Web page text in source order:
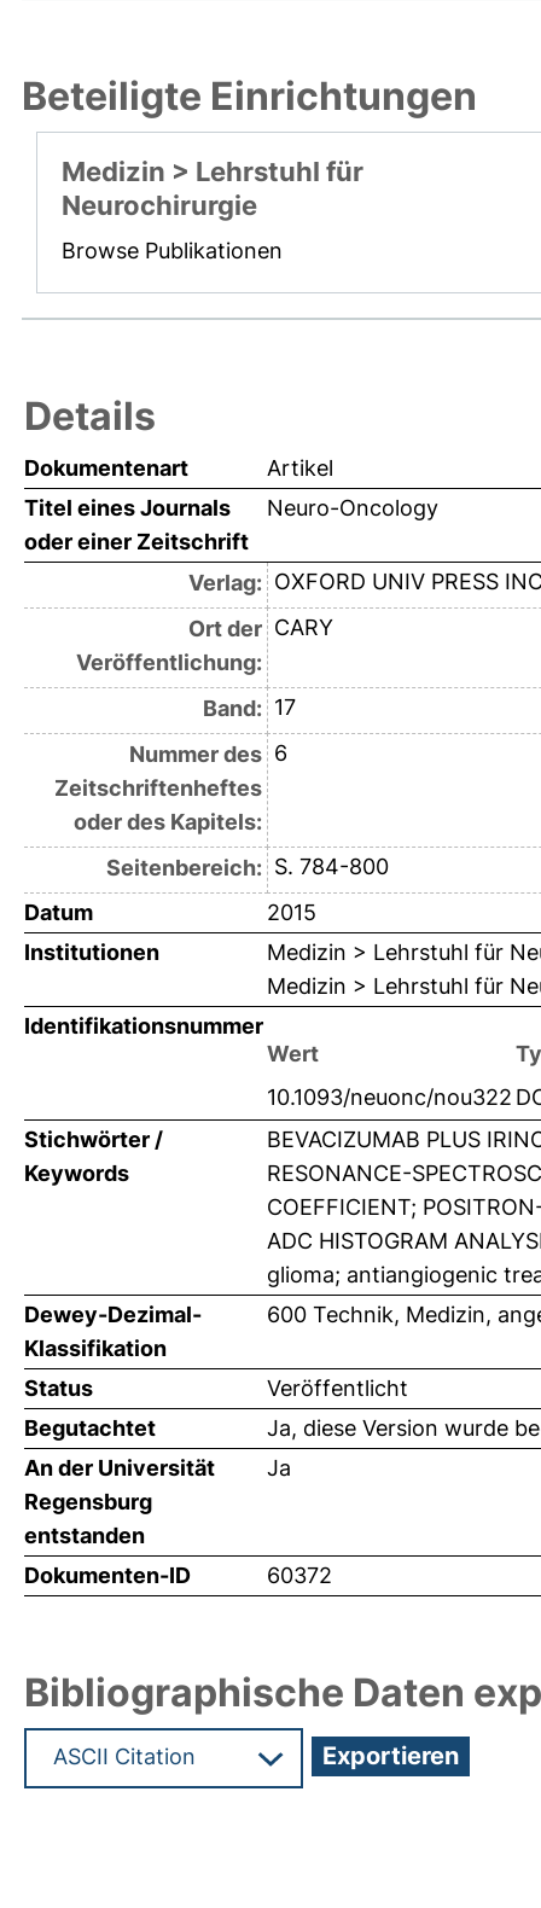
Beteiligte Einrichtungen
Medizin > Lehrstuhl für
Neurochirurgie
Browse Publikationen
Details
Dokumentenart
Artikel
Titel eines Journals
oder einer Zeitschrift
Neuro-Oncology
Verlag: OXFORD UNIV PRESS
Ort der
Veröffentlichung:
CARY
Band: 17
Nummer des
Zeitschriftenheftes
oder des Kapitels:
6
Seitenbereich: S. 784-800
Datum
2015
Institutionen
Medizin > Lehrstuhl für
Medizin > Lehrstuhl für
Identifikationsnummer
Wert
10.1093/neuonc/nou322
Stichwörter /
Keywords
BEVACIZUMAB PLUS
RESONANCE-
COEFFICIENT;
ADC HISTOGRAM
glioma; antiangiogenic
Dewey-Dezimal-
Klassifikation
600 Technik, Medizin,
Status
Veröffentlicht
Begutachtet
Ja, diese Version wurde
An der Universität
Regensburg
entstanden
Ja
Dokumenten-ID 60372
Bibliographische Daten